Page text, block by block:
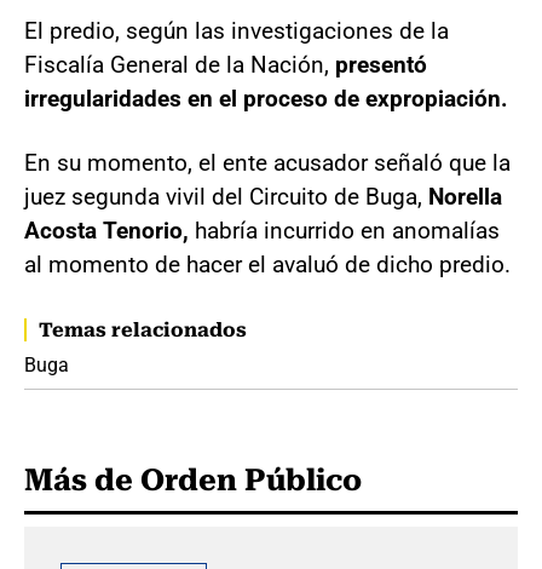
El predio, según las investigaciones de la
Fiscalía General de la Nación, presentó
irregularidades en el proceso de expropiación.
En su momento, el ente acusador señaló que la
juez segunda vivil del Circuito de Buga, Norella
Acosta Tenorio, habría incurrido en anomalías
al momento de hacer el avaluó de dicho predio.
Temas relacionados
Buga
Más de Orden Público